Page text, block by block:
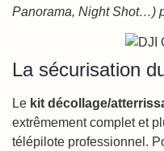
Panorama, Night Shot…)
La sécurisation
Le kit décollage/
extrêmement complet et
télépilote professionnel.